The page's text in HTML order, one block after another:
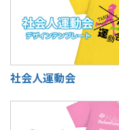
社会人運動会